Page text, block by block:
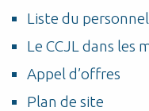
Liste du personnel
Le CCJL dans les
Appel d’offres
Plan de site